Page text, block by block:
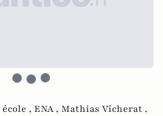
école , ENA , Mathias Vicherat ,